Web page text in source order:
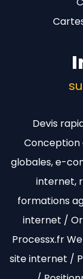
Devis
Conception
globales, e-
internet,
formations
internet /
Processx.fr
site internet /